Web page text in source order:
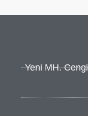
Yeni MH.